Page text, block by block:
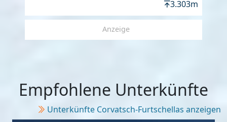
3.303m
Anzeige
Empfohlene Unterkünfte
Unterkünfte Corvatsch-Furtschellas anzeigen